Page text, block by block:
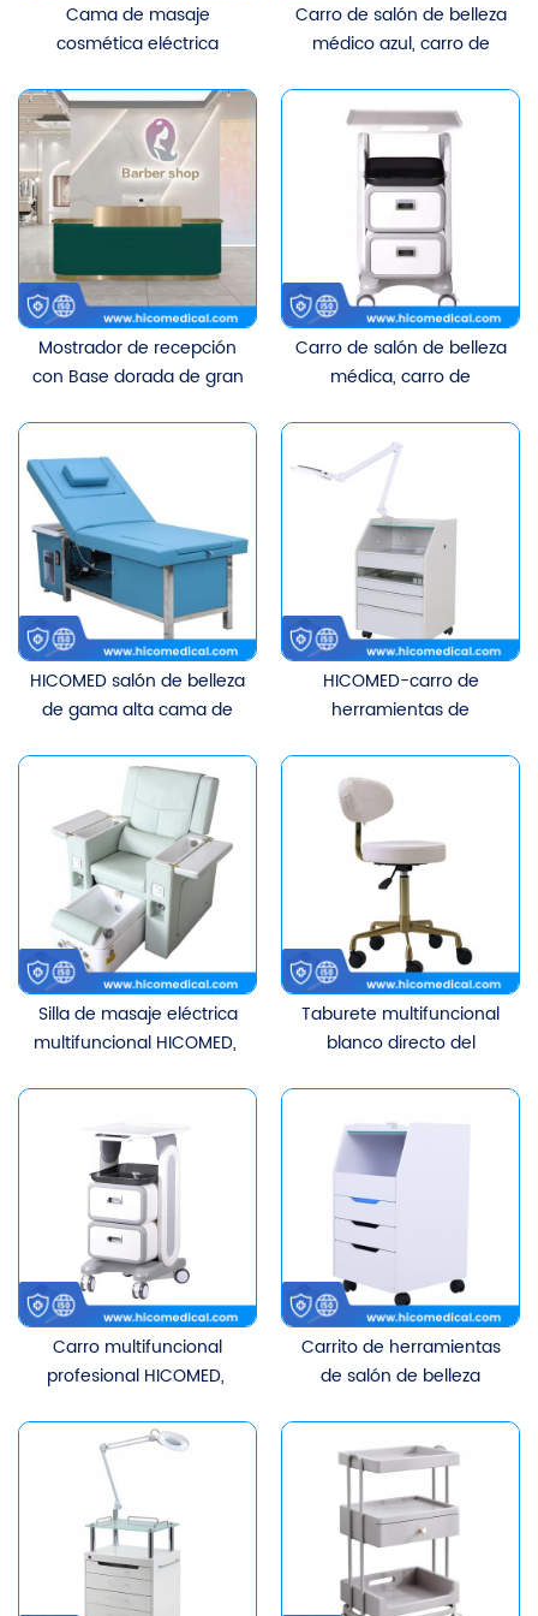
Cama de masaje
cosmética eléctrica
Carro de salón de belleza
médico azul, carro de
estante de
almacenamiento móvil,
carro de trabajo con 2
cajones
Mostrador de recepción
con Base dorada de gran
logotipo personalizado
para salón de belleza
Carro de salón de belleza
médica, carro de
estante de
almacenamiento móvil,
carro de trabajo con
cajones
HICOMED salón de belleza
de gama alta cama de
de masaje tratamiento
de cabeza cama
circulación de agua
fumigación baño de pies
HICOMED-carro de
herramientas de
SPA, Hospital, centro de
salud, carrito móvil con
ruedas
Silla de masaje eléctrica
multifuncional HICOMED, ​​
de belleza de pestañas,
silla para manicura de
doble uso
Taburete multifuncional
blanco directo del
técnico de salón de
belleza, taburete de
Carro multifuncional
profesional HICOMED, ​​
para salón de belleza,
carro con dos cajones
Carrito de herramientas
de salón de belleza
belleza de desinfección
UV con luz de lupa